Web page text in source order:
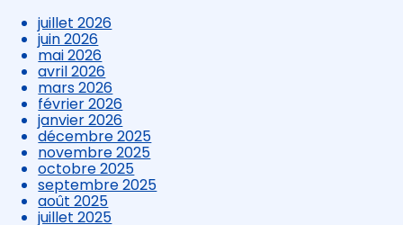
juillet 2026
juin 2026
mai 2026
avril 2026
mars 2026
février 2026
janvier 2026
décembre 2025
novembre 2025
octobre 2025
septembre 2025
août 2025
juillet 2025